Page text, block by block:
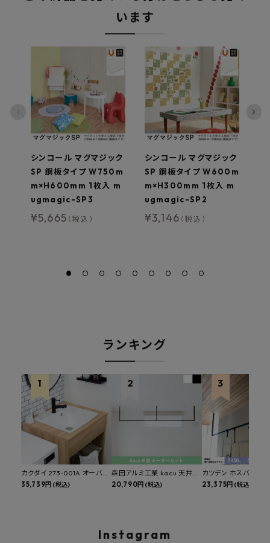
います
シンコール マグマジック
SP 鋼板タイプ W750m
m×H600mm 1枚入 m
ugmagic-SP3
¥5,665 （税込）
シンコール マグマジック
SP 鋼板タイプ W600m
m×H300mm 1枚入 m
ugmagic-SP2
¥3,146 （税込）
ランキング
カクダイ 273-001A オーバー
カウンタースロップシンク 選
35,739円 (税込)
森田アルミ工業 kacu 天井付
け物干し E型 サイズオーダー
20,790円 (税込)
カツデン ホスバ 天井
物干し 標準サイズ ス
23,375円 (税込)
Instagram